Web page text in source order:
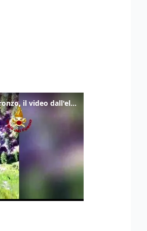
Frana lambisce le case di Auronzo, il video dall'elicottero dei vigili del fuoco